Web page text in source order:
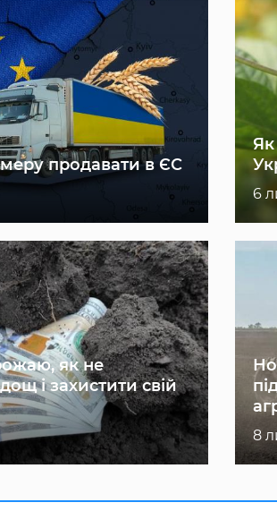
продавати в ЄС
Як
6
як не
і захистити свій
8